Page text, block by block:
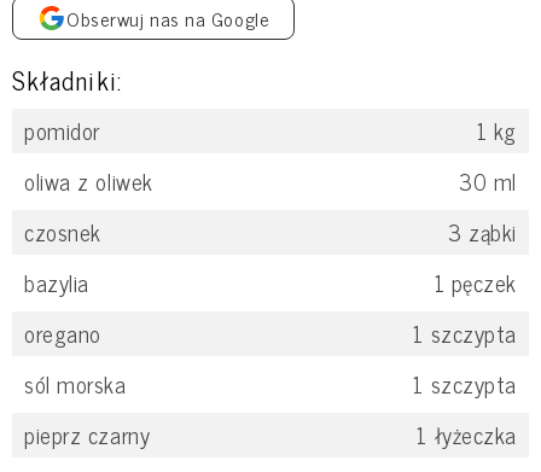
Obserwuj nas na Google
Składniki:
pomidor 1 kg
oliwa z oliwek
30 ml
czosnek
3 ząbki
bazylia
1 pęczek
oregano
1 szczypta
sól morska
1 szczypta
pieprz czarny
1 łyżeczka